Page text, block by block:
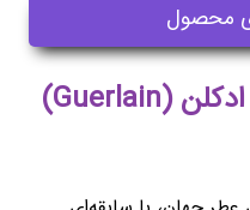
محصول
بررسی تخصصی عطر و ادکلن (Guerlain)